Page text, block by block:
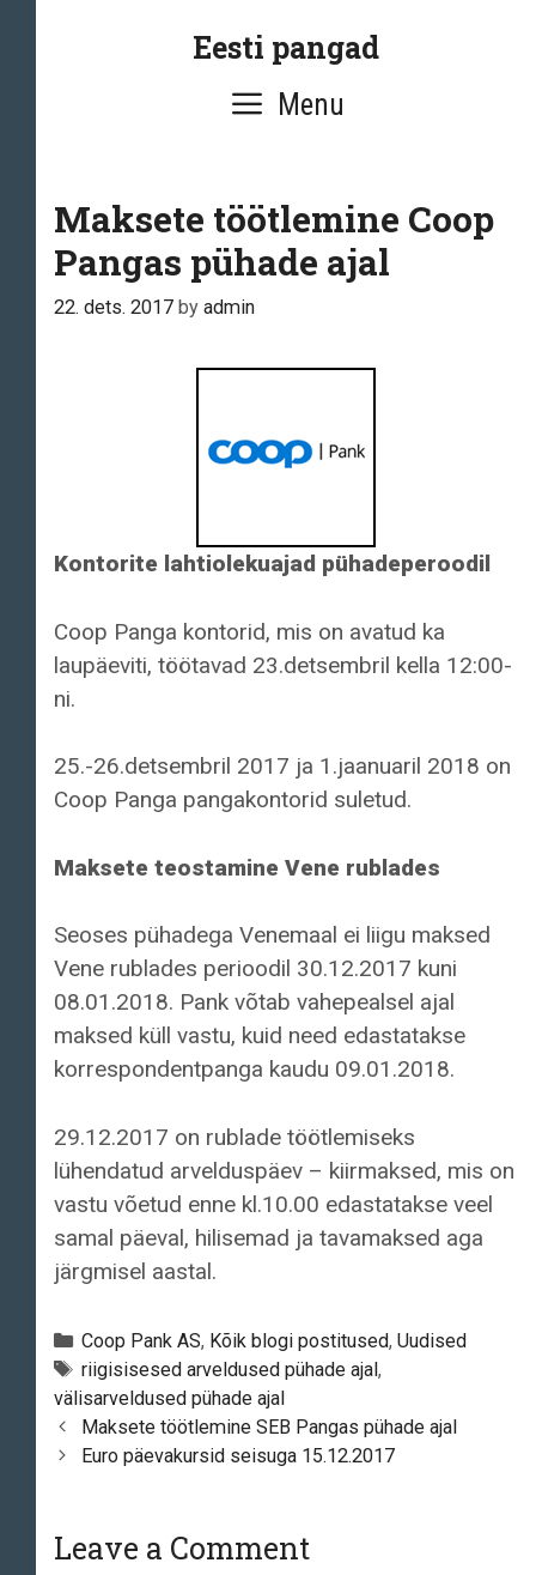
Eesti pangad
Menu
Maksete töötlemine Coop
Pangas pühade ajal
22. dets. 2017 by admin
Kontorite lahtiolekuajad pühadeperoodil
Coop Panga kontorid, mis on avatud ka
laupäeviti, töötavad 23.detsembril kella 12:00-
ni.
25.-26.detsembril 2017 ja 1.jaanuaril 2018 on
Coop Panga pangakontorid suletud.
Maksete teostamine Vene rublades
Seoses pühadega Venemaal ei liigu maksed
Vene rublades perioodil 30.12.2017 kuni
08.01.2018. Pank võtab vahepealsel ajal
maksed küll vastu, kuid need edastatakse
korrespondentpanga kaudu 09.01.2018.
29.12.2017 on rublade töötlemiseks
lühendatud arvelduspäev – kiirmaksed, mis on
vastu võetud enne kl.10.00 edastatakse veel
samal päeval, hilisemad ja tavamaksed aga
järgmisel aastal.
Categories
Coop Pank AS, Kõik blogi postitused, Uudised
Tags
riigisisesed arveldused pühade ajal,
välisarveldused pühade ajal
Post
navigation
Maksete töötlemine SEB Pangas pühade ajal
Euro päevakursid seisuga 15.12.2017
Leave a Comment